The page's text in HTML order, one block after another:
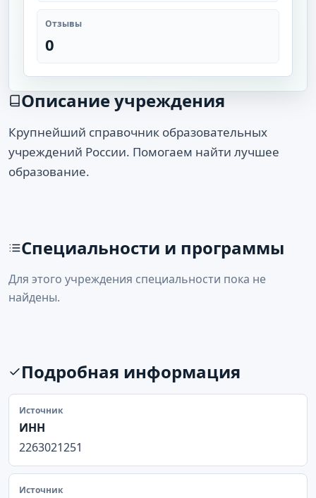
Отзывы
0
Описание учреждения
Крупнейший справочник образовательных
учреждений России. Помогаем найти лучшее
образование.
Специальности и программы
Для этого учреждения специальности пока не
найдены.
Подробная информация
Источник
ИНН
2263021251
Источник